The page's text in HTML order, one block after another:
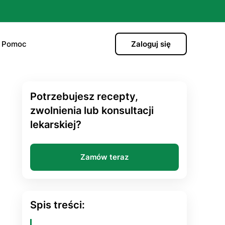
Pomoc Zaloguj się
Potrzebujesz recepty,
zwolnienia lub konsultacji
lekarskiej?
Zamów teraz
Spis treści: